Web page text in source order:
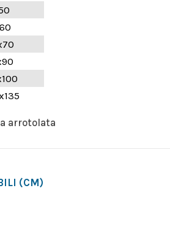
arrotolata
(CM)